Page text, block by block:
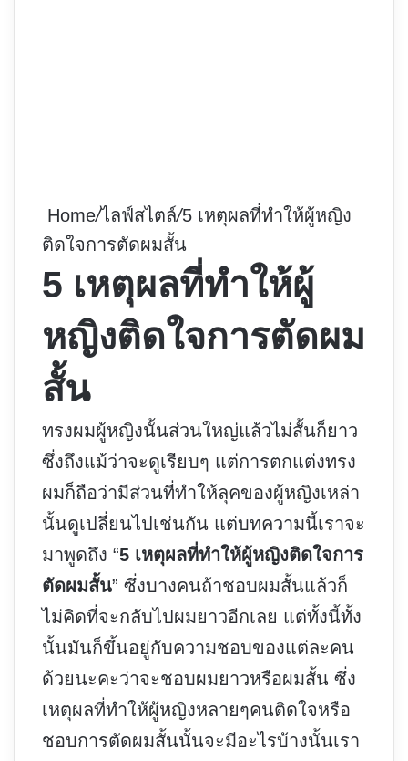
Home/ไลฟ์สไตล์/5 เหตุผลที่ทำให้ผู้หญิง
ติดใจการตัดผมสั้น
5 เหตุผลที่ทำให้ผู้
หญิงติดใจการตัดผม
สั้น
ทรงผมผู้หญิงนั้นส่วนใหญ่แล้วไม่สั้นก็ยาว
ซึ่งถึงแม้ว่าจะดูเรียบๆ แต่การตกแต่งทรง
ผมก็ถือว่ามีส่วนที่ทำให้ลุคของผู้หญิงเหล่า
นั้นดูเปลี่ยนไปเช่นกัน แต่บทความนี้เราจะ
มาพูดถึง “5 เหตุผลที่ทำให้ผู้หญิงติดใจการ
ตัดผมสั้น” ซึ่งบางคนถ้าชอบผมสั้นแล้วก็
ไม่คิดที่จะกลับไปผมยาวอีกเลย แต่ทั้งนี้ทั้ง
นั้นมันก็ขึ้นอยู่กับความชอบของแต่ละคน
ด้วยนะคะว่าจะชอบผมยาวหรือผมสั้น ซึ่ง
เหตุผลที่ทำให้ผู้หญิงหลายๆคนติดใจหรือ
ชอบการตัดผมสั้นนั้นจะมีอะไรบ้างนั้นเรา